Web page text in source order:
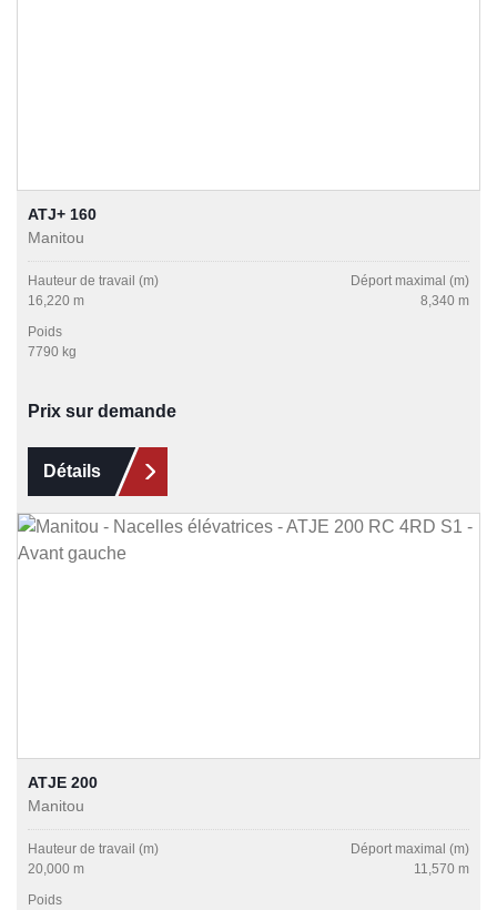
ATJ+ 160
Manitou
Hauteur de travail (m)
16,220 m
Déport maximal (m)
8,340 m
Poids
7790 kg
Prix sur demande
Détails
ATJE 200
Manitou
Hauteur de travail (m)
20,000 m
Déport maximal (m)
11,570 m
Poids